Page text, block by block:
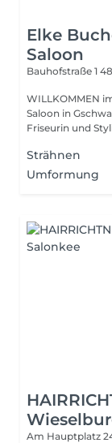
Elke
Saloon
Bauhofstraße 1
WILLKOMMEN
Saloon in Gschwandt bei
Friseurin und
Strähnen
Umformung
Am Hauptplatz